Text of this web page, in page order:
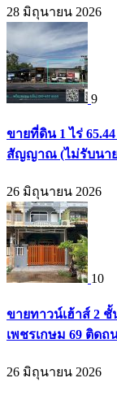
28 มิถุนายน 2026
9
ขายที่ดิน 1 ไร่
สัญญาณ (ไม่รับนาย
26 มิถุนายน 2026
10
ขายทาวน์เฮ้าส์ 2
เพชรเกษม 69 ติดถ
26 มิถุนายน 2026